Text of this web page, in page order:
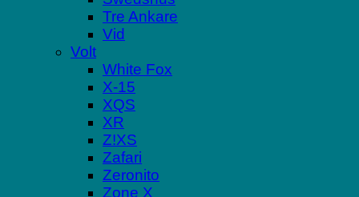
Tre Ankare
Vid
Volt
White Fox
X-15
XQS
XR
Z!XS
Zafari
Zeronito
Zone X